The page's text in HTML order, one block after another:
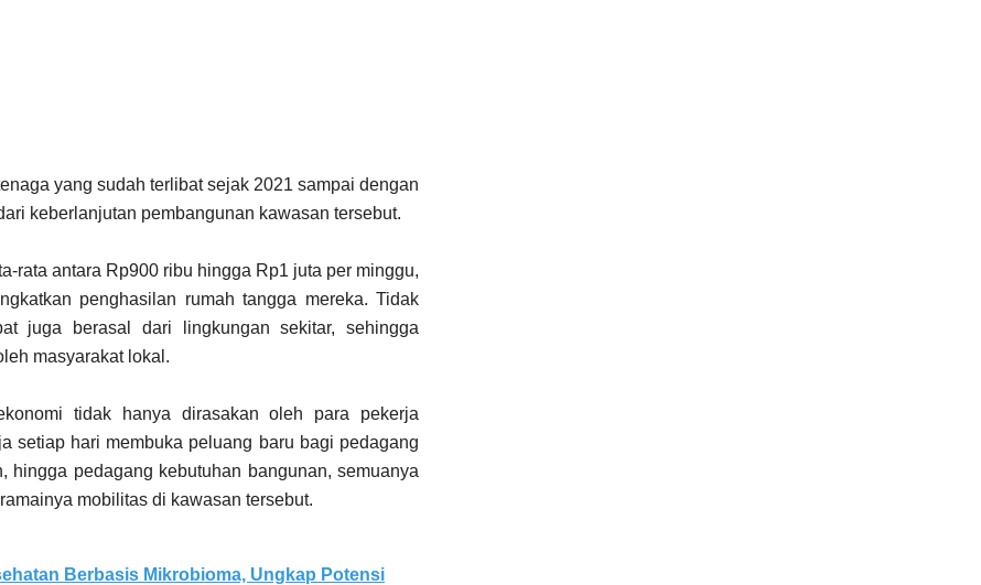
yang sudah terlibat sejak 2021 sampai dengan
keberlanjutan pembangunan kawasan tersebut.
rata antara Rp900 ribu hingga Rp1 juta per minggu,
penghasilan rumah tangga mereka. Tidak
juga berasal dari lingkungan sekitar, sehingga
masyarakat lokal.
tidak hanya dirasakan oleh para pekerja
setiap hari membuka peluang baru bagi pedagang
hingga pedagang kebutuhan bangunan, semuanya
mobilitas di kawasan tersebut.
Berbasis Mikrobioma, Ungkap Potensi